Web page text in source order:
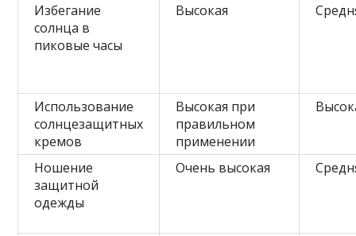
Избегание
солнца в
пиковые часы
Высокая
Использование
солнцезащитных
кремов
Высокая при
правильном
применении
Ношение
защитной
одежды
Очень высокая